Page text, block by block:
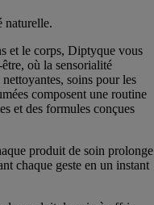
naturelle.
et le corps, Diptyque vous
où la sensorialité
soins pour les
composent une routine
et des formules conçues
produit de soin prolonge
chaque geste en un instant